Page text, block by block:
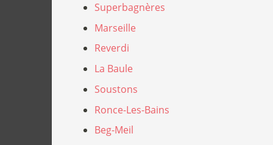
Superbagnères
Marseille
Reverdi
La Baule
Soustons
Ronce-Les-Bains
Beg-Meil